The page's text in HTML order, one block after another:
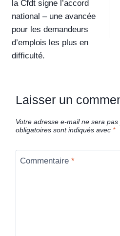
la Cfdt signe l’accord
national – une avancée
pour les demandeurs
d’emplois les plus en
difficulté.
Laisser un
Votre adresse e-mail ne sera pas
obligatoires sont indiqués avec *
Commentaire *